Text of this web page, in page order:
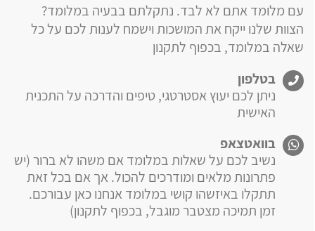
עם מלומד אתם לא לבד. נתקלתם בבעיה במלומד?
הצוות שלנו ייקח את המושכות וישמח לענות לכם על כל
שאלה במלומד, בכפוף לתקנון
בטלפון
ניתן לכם יעוץ אסטרטגי, טיפים והדרכה על התכנית
האישית
בוואטצאפ
נשיב לכם על שאלות במלומד אם משהו לא ברור (יש
פתרונות מלאים ומודרכים להכול. אך אם בכל זאת
תתקלו באיזשהו קושי במלומד אנחנו כאן עבורכם.
זמן תמיכה מצטבר מוגבל, בכפוף לתקנון)